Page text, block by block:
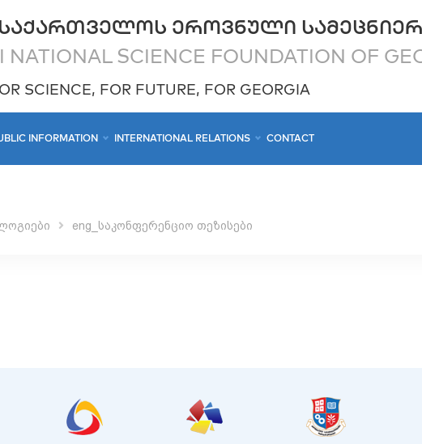
ᲔᲠᲝᲕᲜᲣᲚᲘ
NATIONAL SCIENCE FOUNDATION OF
SCIENCE, FOR FUTURE, FOR GEORGIA
INFORMATION INTERNATIONAL RELATIONS CONTACT
eng_საკონფერენციო თეზისები